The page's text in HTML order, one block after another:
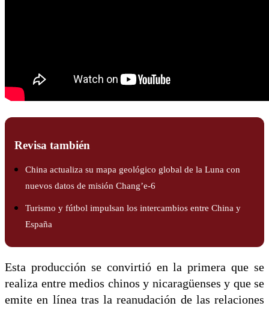
Revisa también
China actualiza su mapa geológico global de la Luna con
nuevos datos de misión Chang’e-6
Turismo y fútbol impulsan los intercambios entre China y
España
Esta producción se convirtió en la primera que se
realiza entre medios chinos y nicaragüenses y que se
emite en línea tras la reanudación de las relaciones